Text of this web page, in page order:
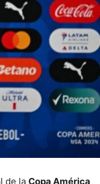
de la Copa América